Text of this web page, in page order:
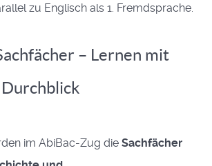
zu Englisch als 1. Fremdsprache.
– Lernen mit
im AbiBac-Zug die Sachfächer